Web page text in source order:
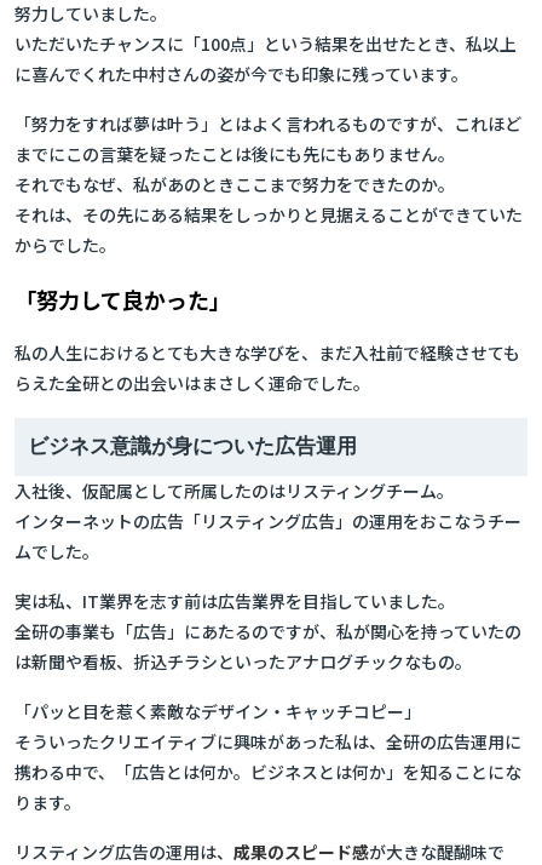
努力していました。
いただいたチャンスに「100点」という結果を出せたとき、私以上
に喜んでくれた中村さんの姿が今でも印象に残っています。
「努力をすれば夢は叶う」とはよく言われるものですが、これほど
までにこの言葉を疑ったことは後にも先にもありません。
それでもなぜ、私があのときここまで努力をできたのか。
それは、その先にある結果をしっかりと見据えることができていた
からでした。
「努力して良かった」
私の人生におけるとても大きな学びを、まだ入社前で経験させても
らえた全研との出会いはまさしく運命でした。
ビジネス意識が身についた広告運用
入社後、仮配属として所属したのはリスティングチーム。
インターネットの広告「リスティング広告」の運用をおこなうチー
ムでした。
実は私、IT業界を志す前は広告業界を目指していました。
全研の事業も「広告」にあたるのですが、私が関心を持っていたの
は新聞や看板、折込チラシといったアナログチックなもの。
「パッと目を惹く素敵なデザイン・キャッチコピー」
そういったクリエイティブに興味があった私は、全研の広告運用に
携わる中で、「広告とは何か。ビジネスとは何か」を知ることにな
ります。
リスティング広告の運用は、 成果のスピード感が大きな醍醐味で